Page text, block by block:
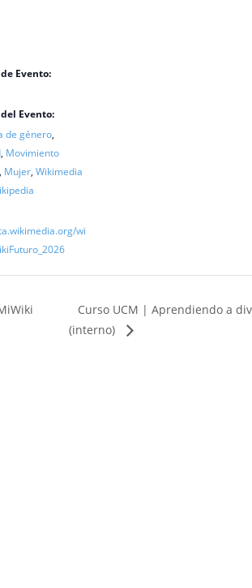
Evento:
Evento:
de género,
, Movimiento
, Mujer, Wikimedia
wi
Curso UCM | Aprendiendo a
(interno)